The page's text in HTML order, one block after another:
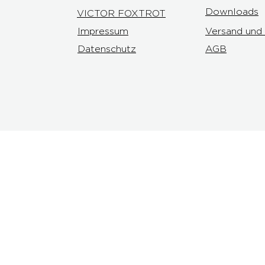
VICTOR FOXTROT
Impressum
Datenschutz
Downloads
Versand
AGB